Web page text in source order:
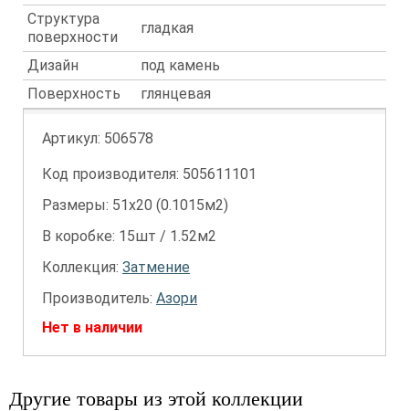
Структура
поверхности
гладкая
Дизайн
под камень
Поверхность
глянцевая
Артикул: 506578
Код производителя: 505611101
Размеры: 51х20 (0.1015м2)
В коробке: 15шт / 1.52м2
Коллекция: Затмение
Производитель: Азори
Нет в наличии
Другие товары из этой коллекции